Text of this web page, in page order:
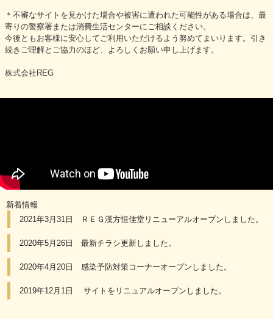
＊不審なサイトを見かけた場合や被害に遭われた可能性がある場合は、最
寄りの警察署または消費生活センターにご相談ください。
今後ともお客様に安心してご利用いただけるよう努めてまいります。引き
続きご理解とご協力のほど、よろしくお願い申し上げます。
株式会社REG
新着情報
2021年3月31日 ＲＥＧ漢方恒佳堂リニューアルオープンしました。
2020年5月26日 最新チラシ更新しました。
2020年4月20日 感染予防対策コーナーオープンしました。
2019年12月1日 サイトをリニュアルオープンしました。